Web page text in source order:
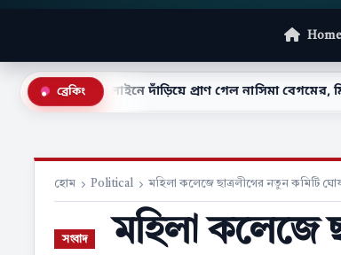
Home
● ব্রেকিং
দাঁড়িয়ে প্রাণ গেল নাসিমা বেগমের, মিরপুরে দেয়াল ধসে
হোম Political মহিলা কলেজে ছাত্রলীগের নতুন কমিটি
মহিলা কলেজে